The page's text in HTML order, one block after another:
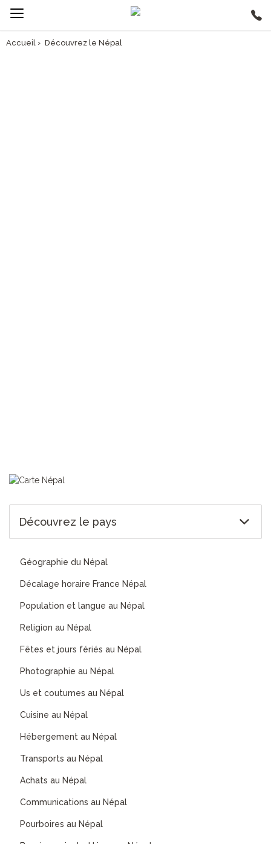
Accueil › Découvrez le Népal
Découvrez le pays
Géographie du Népal
Décalage horaire France Népal
Population et langue au Népal
Religion au Népal
Fêtes et jours fériés au Népal
Photographie au Népal
Us et coutumes au Népal
Cuisine au Népal
Hébergement au Népal
Transports au Népal
Achats au Népal
Communications au Népal
Pourboires au Népal